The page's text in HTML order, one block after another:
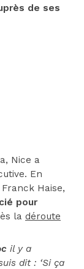
de ses
Nice a
En
Haise,
pour
la déroute
il y a
dit : ‘Si ça